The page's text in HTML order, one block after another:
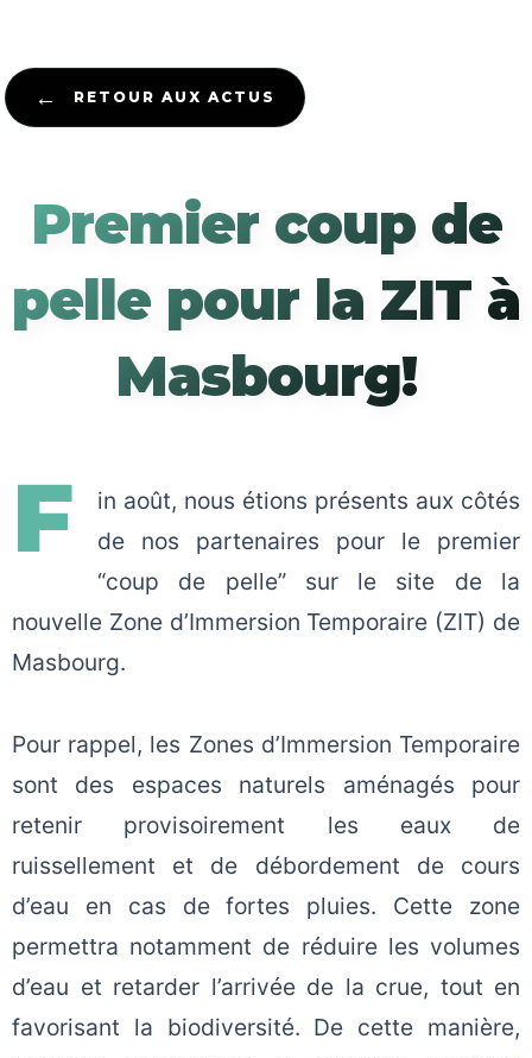
← RETOUR AUX ACTUS
Premier coup de
pelle pour la ZIT à
Masbourg!
F
in août, nous étions présents aux côtés
de nos partenaires pour le premier
“coup de pelle” sur le site de la
nouvelle Zone d’Immersion Temporaire (ZIT) de
Masbourg.
Pour rappel, les Zones d’Immersion Temporaire
sont des espaces naturels aménagés pour
retenir provisoirement les eaux de
ruissellement et de débordement de cours
d’eau en cas de fortes pluies. Cette zone
permettra notamment de réduire les volumes
d’eau et retarder l’arrivée de la crue, tout en
favorisant la biodiversité. De cette manière,